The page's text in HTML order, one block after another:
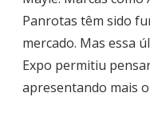
Panrotas têm sido
mercado. Mas essa
Expo permitiu
apresentando mais